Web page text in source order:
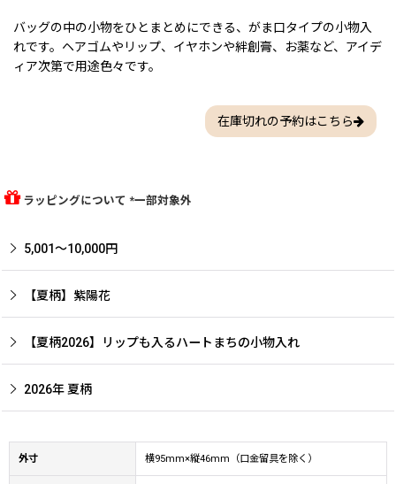
バッグの中の小物をひとまとめにできる、がま口タイプの小物入
れです。ヘアゴムやリップ、イヤホンや絆創膏、お薬など、アイデ
ィア次第で用途色々です。
在庫切れの予約はこちら
ラッピングについて *一部対象外
5,001〜10,000円
【夏柄】紫陽花
【夏柄2026】リップも入るハートまちの小物入れ
2026年 夏柄
外寸 横95mm×縦46mm（口金留具を除く）